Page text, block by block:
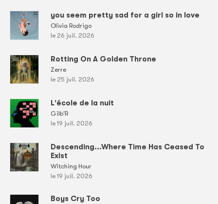
you seem pretty sad for a girl so in love
Olivia Rodrigo
le 26 juil. 2026
Rotting On A Golden Throne
Zerre
le 25 juil. 2026
L'école de la nuit
Gilb'R
le 19 juil. 2026
Descending...Where Time Has Ceased To
Exist
Witching Hour
le 19 juil. 2026
Boys Cry Too